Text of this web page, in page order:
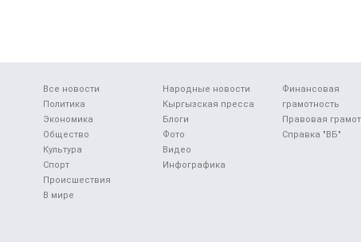
Все новости
Политика
Экономика
Общество
Культура
Спорт
Происшествия
В мире
Народные новости
Кыргызская пресса
Блоги
Фото
Видео
Инфографика
Финансовая
грамотность
Правовая
Справка "ВБ"